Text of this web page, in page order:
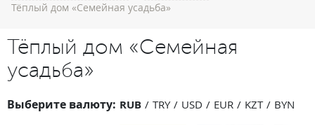
Тёплый дом «Семейная усадьба»
Тёплый дом «Семейная
усадьба»
Выберите валюту: RUB TRY USD EUR KZT BYN